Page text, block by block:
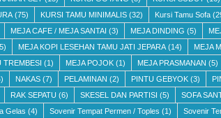
(75) KURSI TAMU MINIMALIS (32) Kursi Tamu Sofa
MEJA CAFE / MEJA SANTAI (3) MEJA DINDING (5)
MEJA KOPI LESEHAN TAMU JATI JEPARA (14) MEJA
TREMBESI (1) MEJA POJOK (1) MEJA PRASMANAN (5)
NAKAS (7) PELAMINAN (2) PINTU GEBYOK (3)
RAK SEPATU (6) SKESEL DAN PARTISI (5) SOFA
Gelas (4) Sovenir Tempat Permen / Toples (1) Sovenir